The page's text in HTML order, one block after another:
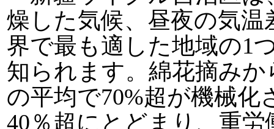
燥した気候、昼夜の気
界で最も適した地域の1
知られます。綿花摘み
の平均で70%超が機械
40％超にとどまり、重